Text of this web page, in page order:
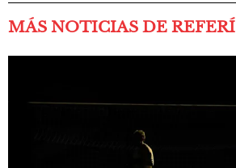
MÁS NOTICIAS DE REFERÍ